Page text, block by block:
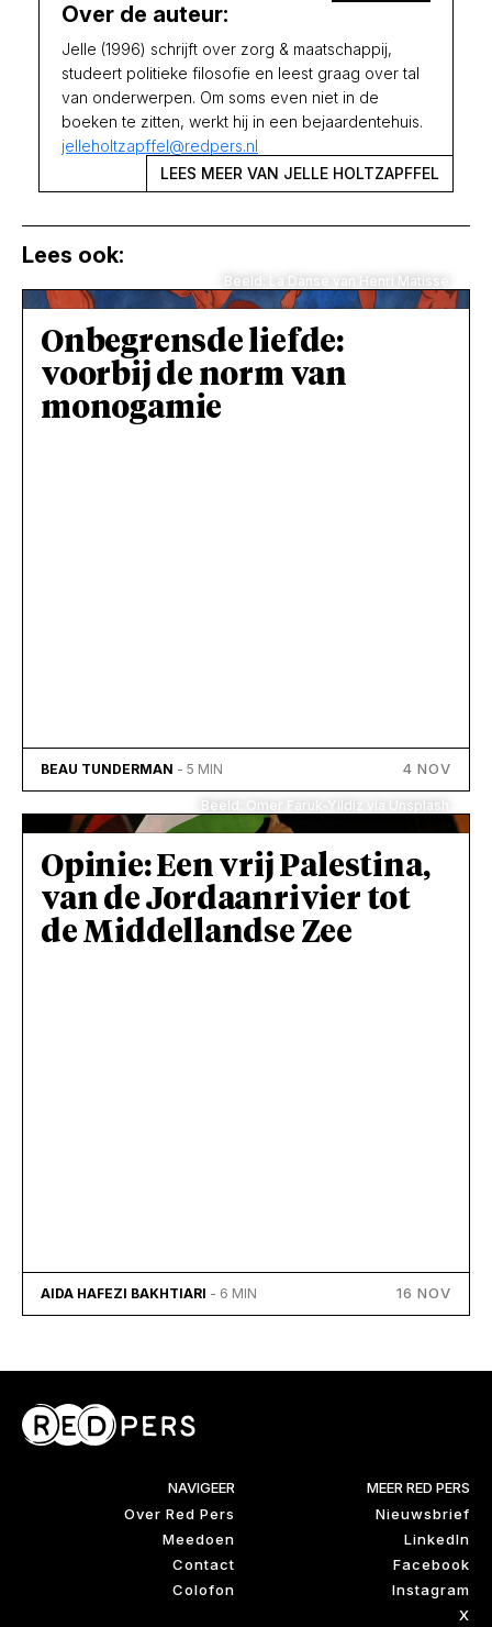
Over de auteur:
Jelle (1996) schrijft over zorg & maatschappij,
studeert politieke filosofie en leest graag over tal
van onderwerpen. Om soms even niet in de
boeken te zitten, werkt hij in een bejaardentehuis.
jelleholtzapffel@redpers.nl
LEES MEER VAN JELLE HOLTZAPFFEL
Lees ook:
Beeld: La Danse van Henri Matisse
Onbegrensde liefde:
voorbij de norm van
monogamie
BEAU TUNDERMAN - 5 MIN 4 NOV
Beeld: Omer Faruk-Yildiz via Unsplash
Opinie: Een vrij Palestina,
van de Jordaanrivier tot
de Middellandse Zee
AIDA HAFEZI BAKHTIARI - 6 MIN 16 NOV
NAVIGEER
Over Red Pers
Meedoen
Contact
Colofon
MEER RED PERS
Nieuwsbrief
LinkedIn
Facebook
Instagram
X